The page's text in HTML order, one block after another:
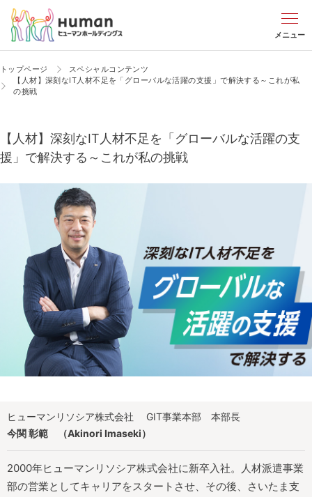
メニュー
トップページ
スペシャルコンテンツ
【人材】深刻なIT人材不足を「グローバルな活躍の支援」で解決する～これが私
の挑戦
【人材】深刻なIT人材不足を「グローバルな活躍の支
援」で解決する～これが私の挑戦
ヒューマンリソシア株式会社
GIT事業本部 本部長
今関 彰範
（Akinori Imaseki）
2000年ヒューマンリソシア株式会社に新卒入社。人材派遣事業
部の営業としてキャリアをスタートさせ、その後、さいたま支